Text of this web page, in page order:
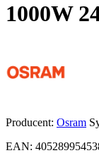
1000W
Producent: Osram
EAN: